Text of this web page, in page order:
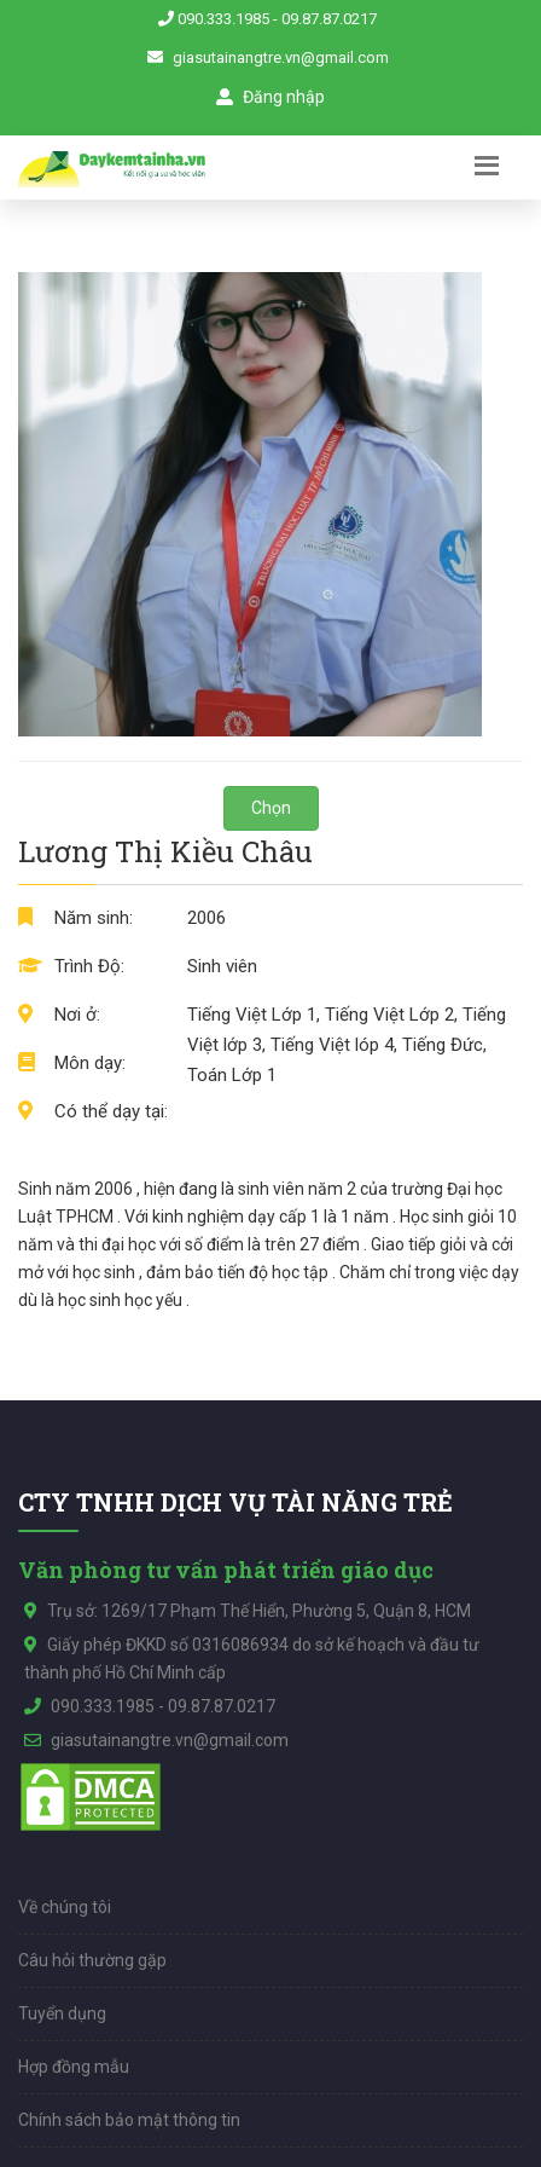
090.333.1985 - 09.87.87.0217
giasutainangtre.vn@gmail.com
Đăng nhập
Chọn
Lương Thị Kiều Châu
Năm sinh:
Trình Độ:
Nơi ở:
Môn dạy:
Có thể dạy tại:
2006
Sinh viên
Tiếng Việt Lớp 1, Tiếng Việt Lớp 2, Tiếng
Việt lớp 3, Tiếng Việt lóp 4, Tiếng Đức,
Toán Lớp 1
Sinh năm 2006 , hiện đang là sinh viên năm 2 của trường Đại học
Luật TPHCM . Với kinh nghiệm dạy cấp 1 là 1 năm . Học sinh giỏi 10
năm và thi đại học với số điểm là trên 27 điểm . Giao tiếp giỏi và cởi
mở với học sinh , đảm bảo tiến độ học tập . Chăm chỉ trong việc dạy
dù là học sinh học yếu .
CTY TNHH DỊCH VỤ TÀI NĂNG TRẺ
Văn phòng tư vấn phát triển giáo dục
Trụ sở: 1269/17 Phạm Thế Hiển, Phường 5, Quận 8, HCM
Giấy phép ĐKKD số 0316086934 do sở kế hoạch và đầu tư
thành phố Hồ Chí Minh cấp
090.333.1985 - 09.87.87.0217
giasutainangtre.vn@gmail.com
Về chúng tôi
Câu hỏi thường gặp
Tuyển dụng
Hợp đồng mẫu
Chính sách bảo mật thông tin